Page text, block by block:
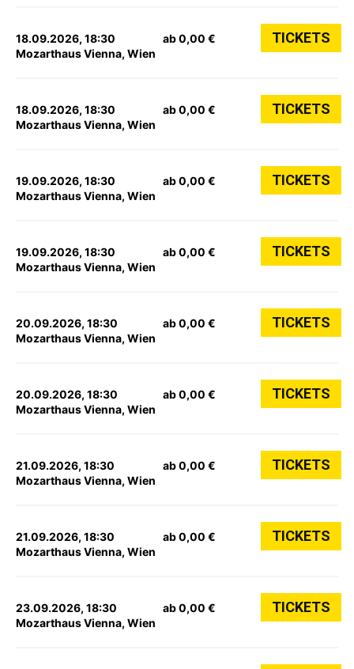
18.09.2026, 18:30
Mozarthaus Vienna, Wien
ab 0,00 € TICKETS
18.09.2026, 18:30
Mozarthaus Vienna, Wien
ab 0,00 € TICKETS
19.09.2026, 18:30
Mozarthaus Vienna, Wien
ab 0,00 € TICKETS
19.09.2026, 18:30
Mozarthaus Vienna, Wien
ab 0,00 € TICKETS
20.09.2026, 18:30
Mozarthaus Vienna, Wien
ab 0,00 € TICKETS
20.09.2026, 18:30
Mozarthaus Vienna, Wien
ab 0,00 € TICKETS
21.09.2026, 18:30
Mozarthaus Vienna, Wien
ab 0,00 € TICKETS
21.09.2026, 18:30
Mozarthaus Vienna, Wien
ab 0,00 € TICKETS
23.09.2026, 18:30
Mozarthaus Vienna, Wien
ab 0,00 € TICKETS